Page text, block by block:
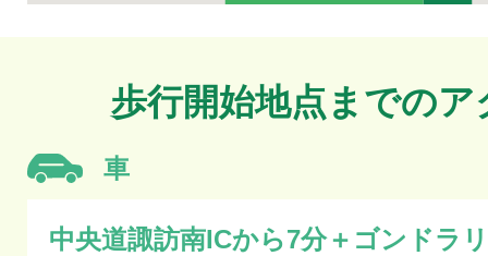
歩行開始地点までのア
車
中央道諏訪南ICから7分＋ゴンドラ